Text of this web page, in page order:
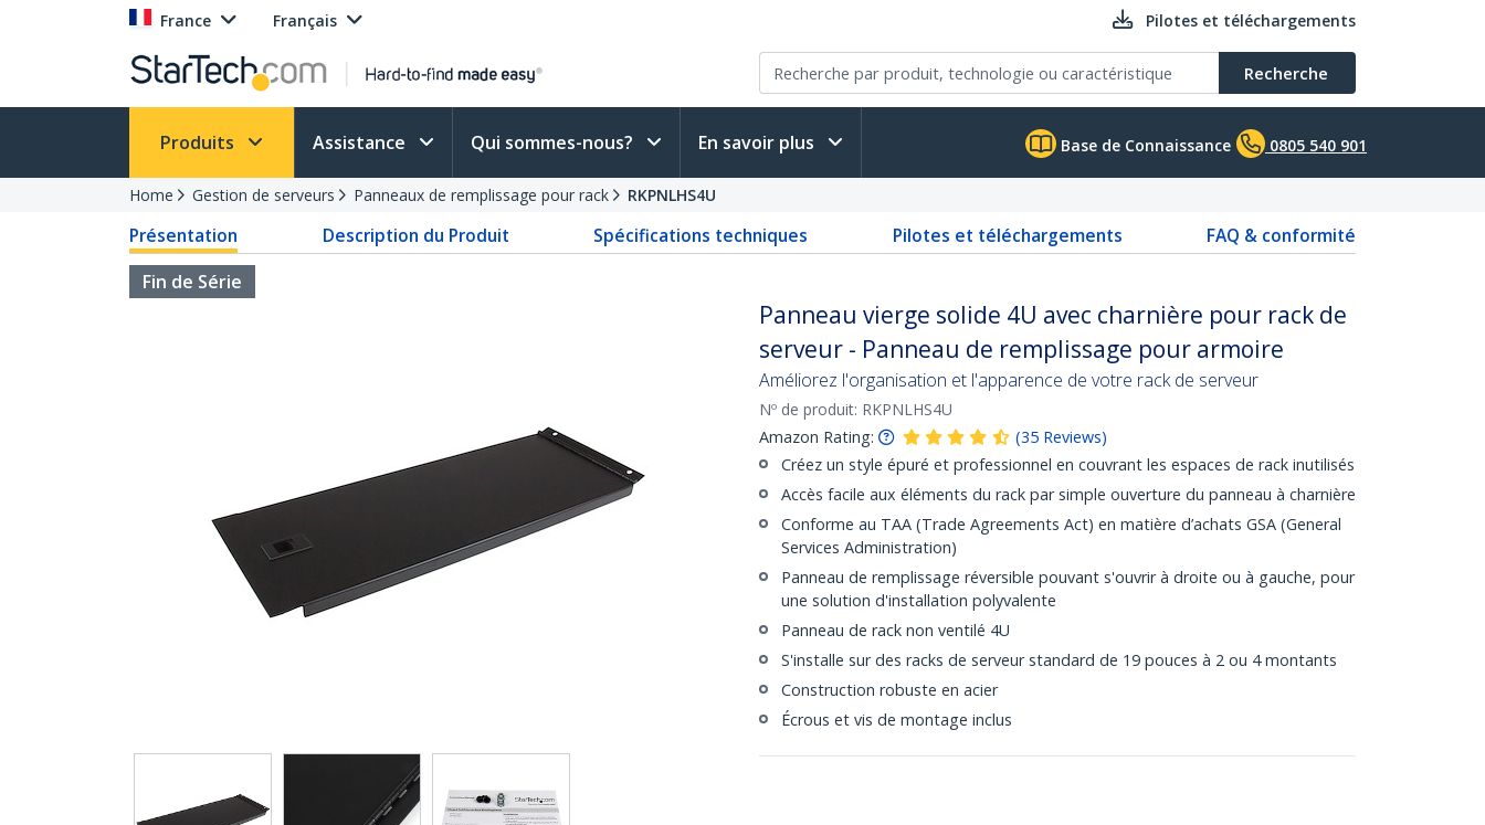
France Français Pilotes et téléchargements
Recherche
Produits Assistance Qui sommes-nous? En savoir plus Base de Connaissance 0805 540 901
Home Gestion de serveurs Panneaux de remplissage pour rack RKPNLHS4U
Présentation Description du Produit Spécifications techniques Pilotes et téléchargements
FAQ & conformité
Fin de Série
Panneau vierge solide 4U avec charnière pour rack de
serveur - Panneau de remplissage pour armoire
Améliorez l'organisation et l'apparence de votre rack de serveur
Nº de produit: RKPNLHS4U
Amazon Rating:
(35 Reviews)
Créez un style épuré et professionnel en couvrant les espaces de rack inutilisés
Accès facile aux éléments du rack par simple ouverture du panneau à charnière
Conforme au TAA (Trade Agreements Act) en matière d’achats GSA (General
Services Administration)
Panneau de remplissage réversible pouvant s'ouvrir à droite ou à gauche, pour
une solution d'installation polyvalente
Panneau de rack non ventilé 4U
S'installe sur des racks de serveur standard de 19 pouces à 2 ou 4 montants
Construction robuste en acier
Écrous et vis de montage inclus